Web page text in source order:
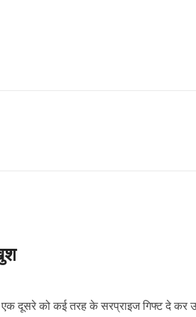
एक दूसरे को कई तरह के सरप्राइज गिफ्ट दे कर